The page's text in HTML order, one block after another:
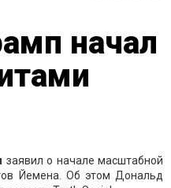
начал
заявил о начале масштабной
Йемена. Об этом Дональд